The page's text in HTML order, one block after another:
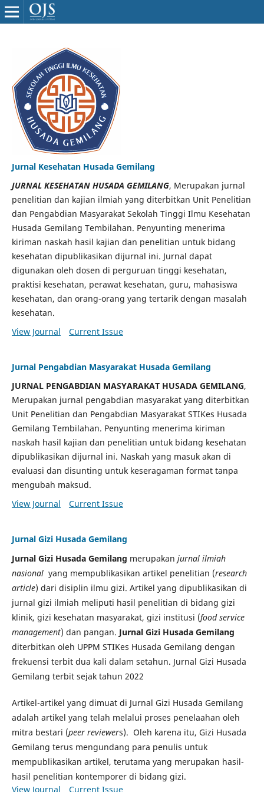
Jurnal Kesehatan Husada Gemilang
JURNAL KESEHATAN HUSADA GEMILANG, Merupakan jurnal
penelitian dan kajian ilmiah yang diterbitkan Unit Penelitian
dan Pengabdian Masyarakat Sekolah Tinggi Ilmu Kesehatan
Husada Gemilang Tembilahan. Penyunting menerima
kiriman naskah hasil kajian dan penelitian untuk bidang
kesehatan dipublikasikan dijurnal ini. Jurnal dapat
digunakan oleh dosen di perguruan tinggi kesehatan,
praktisi kesehatan, perawat kesehatan, guru, mahasiswa
kesehatan, dan orang-orang yang tertarik dengan masalah
kesehatan.
View Journal
Current Issue
Jurnal Pengabdian Masyarakat Husada Gemilang
JURNAL PENGABDIAN MASYARAKAT HUSADA GEMILANG,
Merupakan jurnal pengabdian masyarakat yang diterbitkan
Unit Penelitian dan Pengabdian Masyarakat STIKes Husada
Gemilang Tembilahan. Penyunting menerima kiriman
naskah hasil kajian dan penelitian untuk bidang kesehatan
dipublikasikan dijurnal ini. Naskah yang masuk akan di
evaluasi dan disunting untuk keseragaman format tanpa
mengubah maksud.
View Journal
Current Issue
Jurnal Gizi Husada Gemilang
Jurnal Gizi Husada Gemilang merupakan jurnal ilmiah
nasionalyang mempublikasikan artikel penelitian (research
article) dari disiplin ilmu gizi. Artikel yang dipublikasikan di
jurnal gizi ilmiah meliputi hasil penelitian di bidang gizi
klinik, gizi kesehatan masyarakat, gizi institusi (food service
management) dan pangan. Jurnal Gizi Husada Gemilang
diterbitkan oleh UPPM STIKes Husada Gemilang dengan
frekuensi terbit dua kali dalam setahun. Jurnal Gizi Husada
Gemilang terbit sejak tahun 2022
Artikel-artikel yang dimuat di Jurnal Gizi Husada Gemilang
adalah artikel yang telah melalui proses penelaahan oleh
mitra bestari (peer reviewers). Oleh karena itu, Gizi Husada
Gemilang terus mengundang para penulis untuk
mempublikasikan artikel, terutama yang merupakan hasil-
hasil penelitian kontemporer di bidang gizi.
View Journal
Current Issue